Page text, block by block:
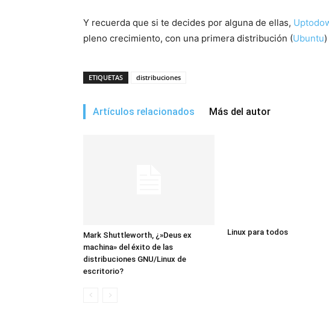
Y recuerda que si te decides por alguna de ellas,
pleno crecimiento, con una primera distribución (Ubuntu
ETIQUETAS distribuciones
Artículos relacionados Más del autor
Mark Shuttleworth, ¿»Deus ex
machina» del éxito de las
distribuciones GNU/Linux de
escritorio?
Linux para todos